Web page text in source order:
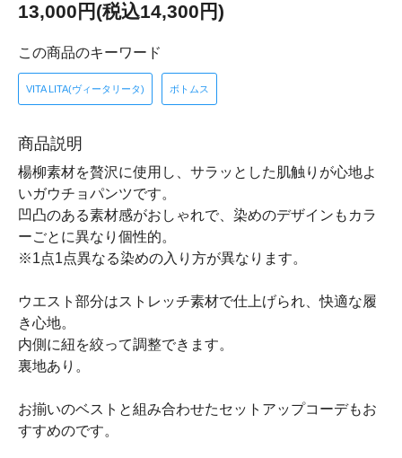
13,000円(税込14,300円)
この商品のキーワード
VITA LITA(ヴィータリータ) ボトムス
商品説明
楊柳素材を贅沢に使用し、サラッとした肌触りが心地よ
いガウチョパンツです。
凹凸のある素材感がおしゃれで、染めのデザインもカラ
ーごとに異なり個性的。
※1点1点異なる染めの入り方が異なります。
ウエスト部分はストレッチ素材で仕上げられ、快適な履
き心地。
内側に紐を絞って調整できます。
裏地あり。
お揃いのベストと組み合わせたセットアップコーデもお
すすめのです。